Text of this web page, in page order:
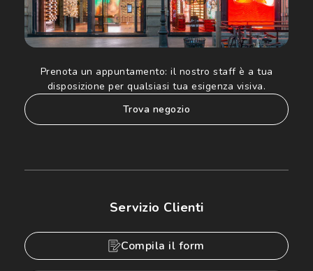
Prenota un appuntamento: il nostro staff è a tua
disposizione per qualsiasi tua esigenza visiva.
trova negozio
Servizio Clienti
Compila il form